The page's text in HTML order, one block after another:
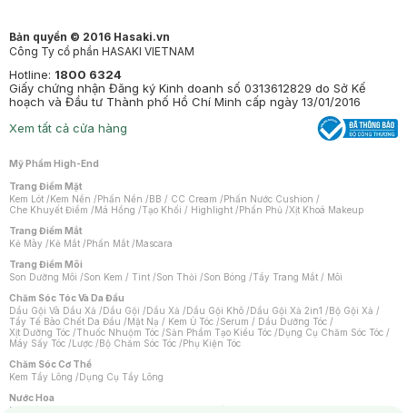
Bản quyền © 2016 Hasaki.vn
Công Ty cổ phần HASAKI VIETNAM
Hotline: 1800 6324
Giấy chứng nhận Đăng ký Kinh doanh số 0313612829 do Sở Kế
hoạch và Đầu tư Thành phố Hồ Chí Minh cấp ngày 13/01/2016
Xem tất cả cửa hàng
Mỹ Phẩm High-End
Trang Điểm Mặt
Kem Lót /Kem Nền /Phấn Nền /BB / CC Cream /Phấn Nước Cushion /
Che Khuyết Điểm /Má Hồng /Tạo Khối / Highlight /Phấn Phủ /Xịt Khoá Makeup
Trang Điểm Mắt
Kẻ Mày /Kẻ Mắt /Phấn Mắt /Mascara
Trang Điểm Môi
Son Dưỡng Môi /Son Kem / Tint /Son Thỏi /Son Bóng /Tẩy Trang Mắt / Môi
Chăm Sóc Tóc Và Da Đầu
Dầu Gội Và Dầu Xả /Dầu Gội /Dầu Xả /Dầu Gội Khô /Dầu Gội Xả 2in1 /Bộ Gội Xả /
Tẩy Tế Bào Chết Da Đầu /Mặt Nạ / Kem Ủ Tóc /Serum / Dầu Dưỡng Tóc /
Xịt Dưỡng Tóc /Thuốc Nhuộm Tóc /Sản Phẩm Tạo Kiểu Tóc /Dụng Cụ Chăm Sóc Tóc /
Máy Sấy Tóc /Lược /Bộ Chăm Sóc Tóc /Phụ Kiện Tóc
Chăm Sóc Cơ Thể
Kem Tẩy Lông /Dụng Cụ Tẩy Lông
Nước Hoa
Nước Hoa Nữ